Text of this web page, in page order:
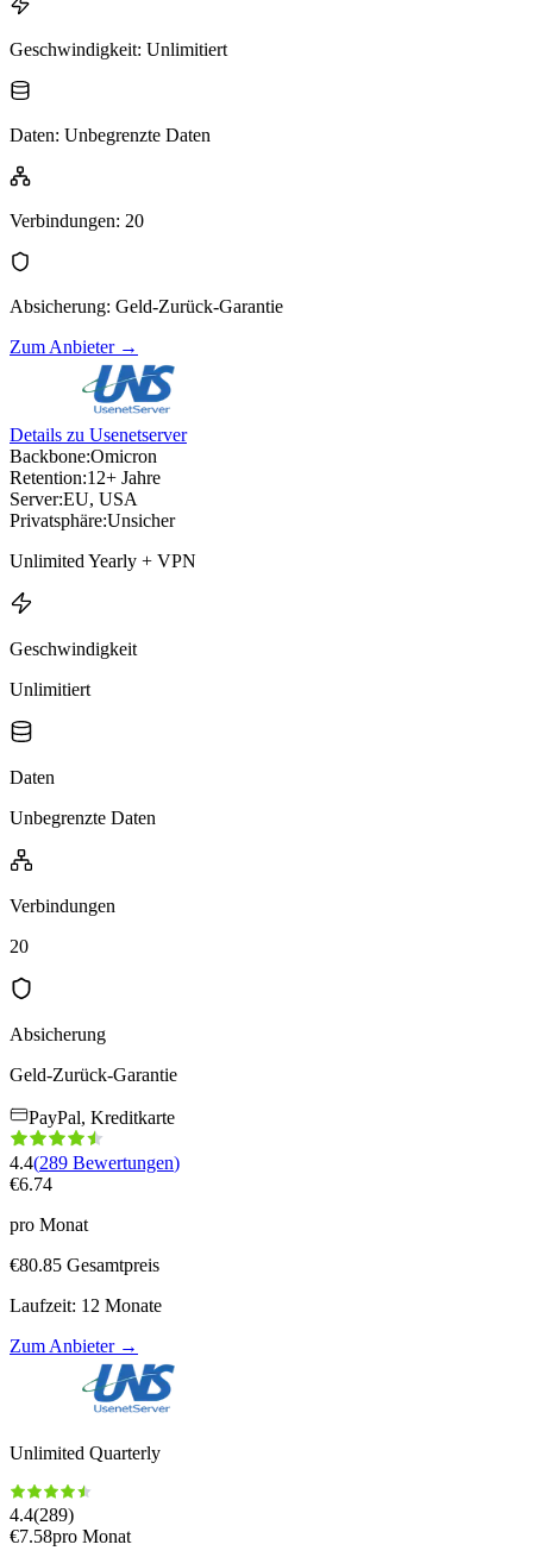
Geschwindigkeit: Unlimitiert
Daten: Unbegrenzte Daten
Verbindungen: 20
Absicherung: Geld-Zurück-Garantie
Zum Anbieter→
Details zu Usenetserver
Backbone:Omicron
Retention:12+ Jahre
Server:EU, USA
Privatsphäre:Unsicher
Unlimited Yearly + VPN
Geschwindigkeit
Unlimitiert
Daten
Unbegrenzte Daten
Verbindungen
20
Absicherung
Geld-Zurück-Garantie
PayPal, Kreditkarte
4.4(289 Bewertungen)
€6.74
pro Monat
€80.85 Gesamtpreis
Laufzeit: 12 Monate
Zum Anbieter→
Unlimited Quarterly
4.4(289)
€7.58pro Monat